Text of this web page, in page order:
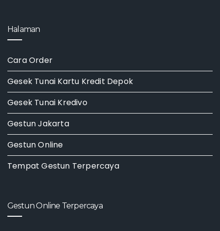
Halaman
Cara Order
Gesek Tunai Kartu Kredit Depok
Gesek Tunai Kredivo
Gestun Jakarta
Gestun Online
Tempat Gestun Terpercaya
Gestun Online Terpercaya